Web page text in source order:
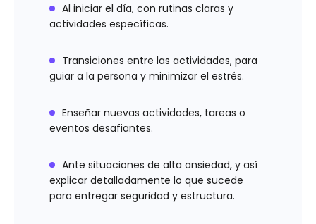
Al iniciar el día, con rutinas claras y
actividades específicas.
Transiciones entre las actividades, para
guiar a la persona y minimizar el estrés.
Enseñar nuevas actividades, tareas o
eventos desafiantes.
Ante situaciones de alta ansiedad, y así
explicar detalladamente lo que sucede
para entregar seguridad y estructura.